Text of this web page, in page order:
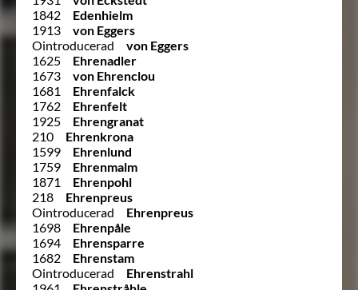
1842
Edenhielm
1913
von Eggers
Ointroducerad
von Eggers
1625
Ehrenadler
1673
von Ehrenclou
1681
Ehrenfalck
1762
Ehrenfelt
1925
Ehrengranat
210
Ehrenkrona
1599
Ehrenlund
1759
Ehrenmalm
1871
Ehrenpohl
218
Ehrenpreus
Ointroducerad
Ehrenpreus
1698
Ehrenpåle
1694
Ehrensparre
1682
Ehrenstam
Ointroducerad
Ehrenstrahl